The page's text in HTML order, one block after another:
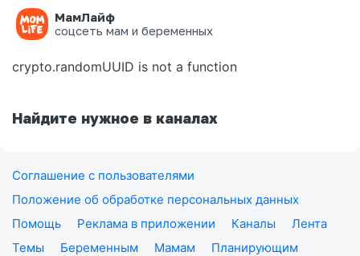
МамЛайф
соцсеть мам и беременных
Ошибка на странице
crypto.randomUUID is not a function
Найдите нужное в каналах
Соглашение с пользователями
Положение об обработке персональных данных
Помощь
Реклама в приложении Каналы
Лента
Темы
Беременным Мамам
Планирующим